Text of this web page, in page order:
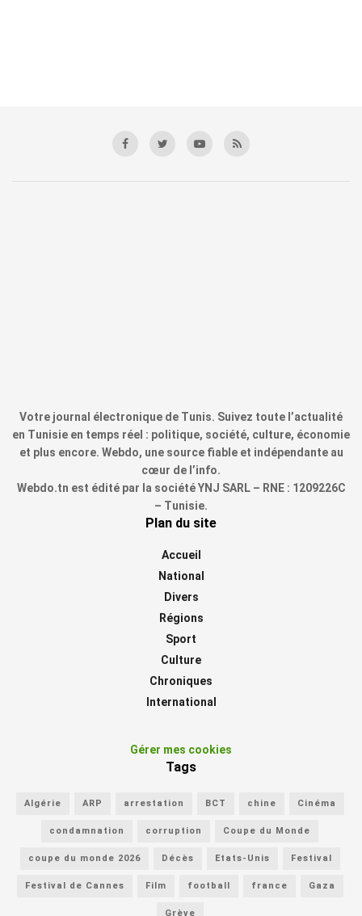
Votre journal électronique de Tunis. Suivez toute l’actualité
en Tunisie en temps réel : politique, société, culture, économie
et plus encore. Webdo, une source fiable et indépendante au
cœur de l’info.
Webdo.tn est édité par la société YNJ SARL – RNE : 1209226C
– Tunisie.
Plan du site
Accueil
National
Divers
Régions
Sport
Culture
Chroniques
International
Gérer mes cookies
Tags
Algérie ARP arrestation BCT chine Cinéma
condamnation corruption Coupe du Monde
coupe du monde 2026 Décès Etats-Unis Festival
Festival de Cannes Film football france Gaza
Grève